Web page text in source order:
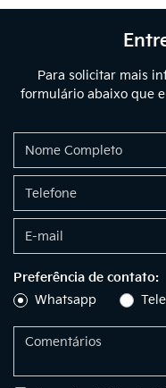
Para solicitar mais
formulário abaixo que
Preferência de contato:
Whatsapp